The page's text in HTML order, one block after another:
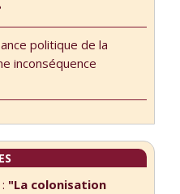
politique de la
inconséquence
"La colonisation